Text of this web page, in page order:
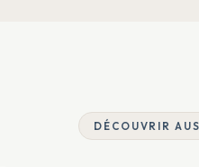
DÉCOUVRIR